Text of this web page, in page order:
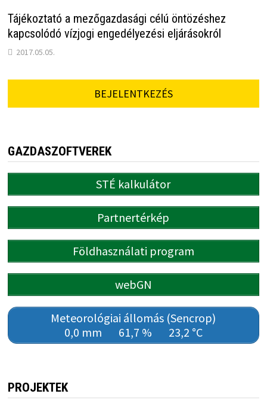
Tájékoztató a mezőgazdasági célú öntözéshez
kapcsolódó vízjogi engedélyezési eljárásokról
2017.05.05.
BEJELENTKEZÉS
GAZDASZOFTVEREK
STÉ kalkulátor
Partnertérkép
Földhasználati program
webGN
Meteorológiai állomás (Sencrop)
0,0 mm
61,7 % 23,2 °C
PROJEKTEK